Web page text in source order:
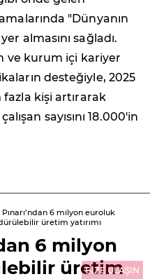
"Dünyanın
almasını sağladı.
ve kurum içi kariyer
desteğiyle, 2025
fazla kişi artırarak
sayısını 18.000'in
6 milyon euroluk
üretim yatırımı
6 milyon
üretim
BİZE ULAŞIN